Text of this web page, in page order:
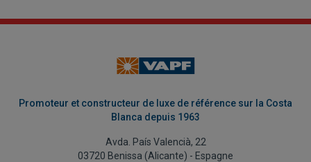
Promoteur et constructeur de luxe de référence sur la Costa
Blanca depuis 1963
Avda. País Valencià, 22
03720 Benissa (Alicante) - Espagne